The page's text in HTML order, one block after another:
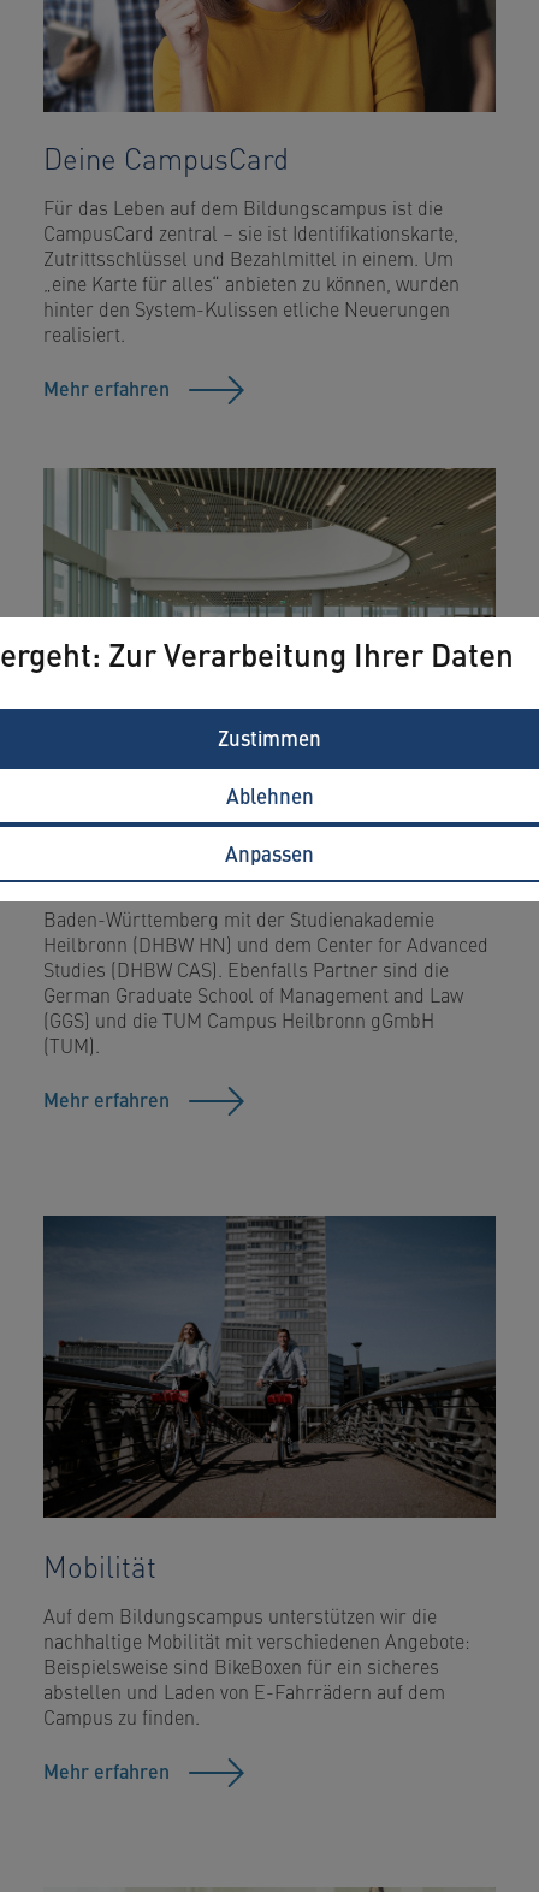
Zur Verarbeitung Ihrer Daten
Anpassen
Ablehnen
Zustimmen
Deine CampusCard
Für das Leben auf dem Bildungscampus ist die
CampusCard zentral – sie ist Identifikationskarte,
Zutrittsschlüssel und Bezahlmittel in einem. Um
„eine Karte für alles“ anbieten zu können, wurden
hinter den System-Kulissen etliche Neuerungen
realisiert.
Mehr erfahren
Bibliothek LIV
Die LIV ist die gemeinsame Bibliothek der
Baden-Württemberg mit der Studienakademie
Heilbronn (DHBW HN) und dem Center for Advanced
Studies (DHBW CAS). Ebenfalls Partner sind die
German Graduate School of Management and Law
(GGS) und die TUM Campus Heilbronn gGmbH
(TUM).
Mehr erfahren
Mobilität
Auf dem Bildungscampus unterstützen wir die
nachhaltige Mobilität mit verschiedenen Angebote:
Beispielsweise sind BikeBoxen für ein sicheres
abstellen und Laden von E-Fahrrädern auf dem
Campus zu finden.
Mehr erfahren